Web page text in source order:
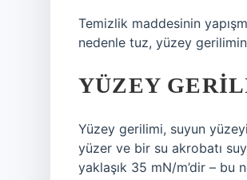
Temizlik maddesinin
nedenle tuz, yüzey
YÜZEY
Yüzey gerilimi, suyun
yüzer ve bir su akrobatı
yaklaşık 35 mN/m’dir – bu